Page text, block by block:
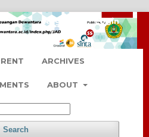
ARCHIVES
ABOUT
Search
Register Login